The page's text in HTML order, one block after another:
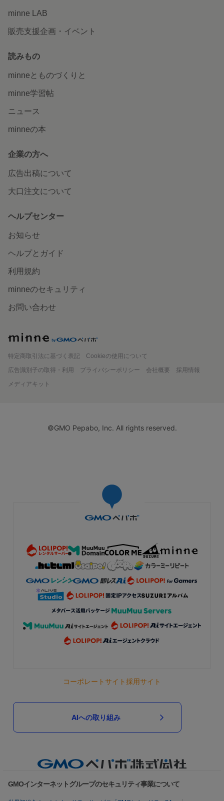
minne LAB
販売支援企画・イベント
読みもの
minneとものづくりと
minne学習帖
ニュース
minneの本
企業の方へ
広告出稿について
大口注文について
ヘルプセンター
お知らせ
ヘルプとガイド
利用規約
minneのセキュリティ
お問い合わせ
特定商取引法に基づく表記
Cookieの使用について
広告識別子の取得・利用
プライバシーポリシー 会社概要
採用情報
メディアキット
©GMO Pepabo, Inc. All rights reserved.
コーポレートサイト採用サイト
AIへの取り組み
GMOインターネットグループのセキュリティ事業について